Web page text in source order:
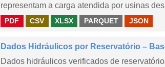
representam a carga atendida por usinas
PDF CSV XLSX PARQUET JSON
Dados Hidráulicos por Reservatório –
Dados hidráulicos verificados de